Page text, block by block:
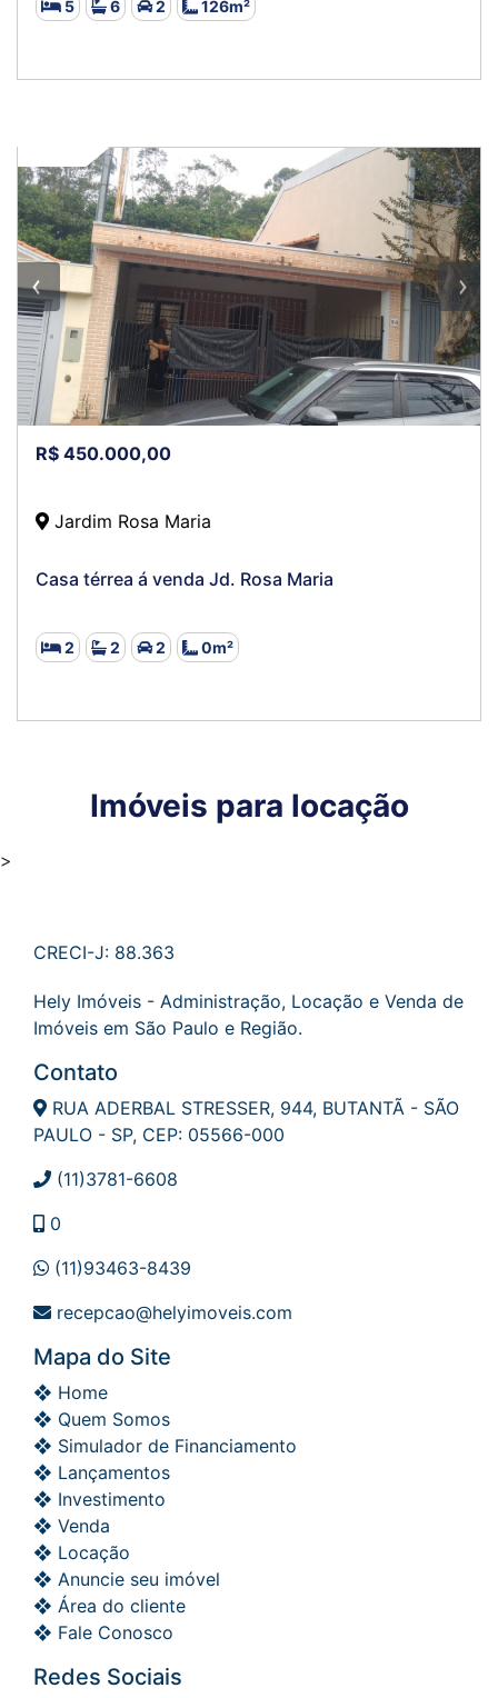
5 6 2 126m²
R$ 450.000,00
Jardim Rosa Maria
Casa térrea á venda Jd. Rosa Maria
2 2 2 0m²
Imóveis para locação
>
CRECI-J: 88.363
Hely Imóveis - Administração, Locação e Venda de
Imóveis em São Paulo e Região.
Contato
RUA ADERBAL STRESSER, 944, BUTANTÃ - SÃO
PAULO - SP, CEP: 05566-000
(11)3781-6608
0
(11)93463-8439
recepcao@helyimoveis.com
Mapa do Site
❖ Home
❖ Quem Somos
❖ Simulador de Financiamento
❖ Lançamentos
❖ Investimento
❖ Venda
❖ Locação
❖ Anuncie seu imóvel
❖ Área do cliente
❖ Fale Conosco
Redes Sociais